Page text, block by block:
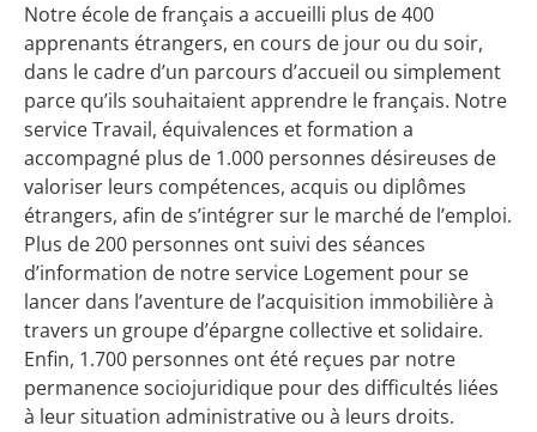
Notre école de français a accueilli plus de 400
apprenants étrangers, en cours de jour ou du soir,
dans le cadre d’un parcours d’accueil ou simplement
parce qu’ils souhaitaient apprendre le français. Notre
service Travail, équivalences et formation a
accompagné plus de 1.000 personnes désireuses de
valoriser leurs compétences, acquis ou diplômes
étrangers, afin de s’intégrer sur le marché de l’emploi.
Plus de 200 personnes ont suivi des séances
d’information de notre service Logement pour se
lancer dans l’aventure de l’acquisition immobilière à
travers un groupe d’épargne collective et solidaire.
Enfin, 1.700 personnes ont été reçues par notre
permanence sociojuridique pour des difficultés liées
à leur situation administrative ou à leurs droits.